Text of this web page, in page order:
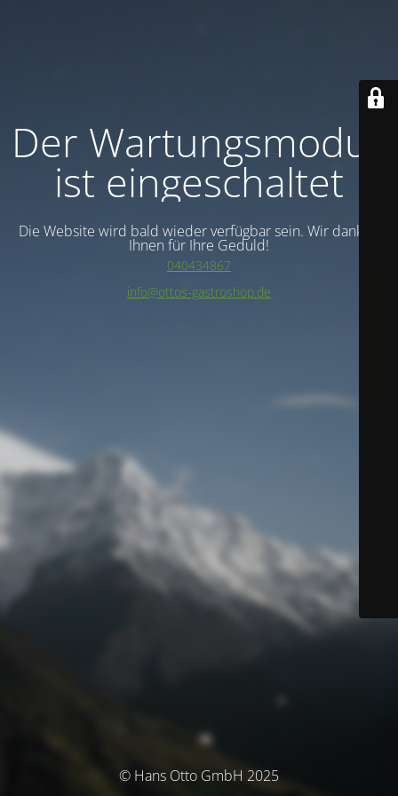
Der Wartungsmodus
ist eingeschaltet
Die Website wird bald wieder verfügbar sein. Wir danken
Ihnen für Ihre Geduld!
040434867
info@ottos-gastroshop.de
© Hans Otto GmbH 2025